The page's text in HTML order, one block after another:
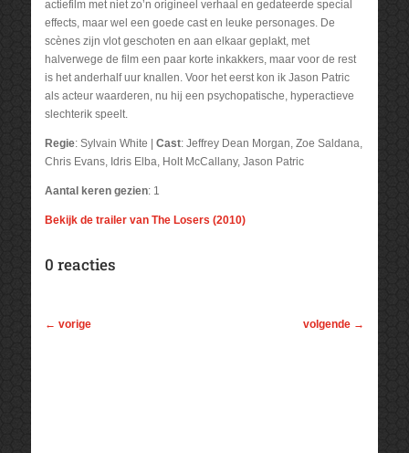
actiefilm met niet zo’n origineel verhaal en gedateerde special
effects, maar wel een goede cast en leuke personages. De
scènes zijn vlot geschoten en aan elkaar geplakt, met
halverwege de film een paar korte inkakkers, maar voor de rest
is het anderhalf uur knallen. Voor het eerst kon ik Jason Patric
als acteur waarderen, nu hij een psychopatische, hyperactieve
slechterik speelt.
Regie: Sylvain White | Cast: Jeffrey Dean Morgan, Zoe Saldana,
Chris Evans, Idris Elba, Holt McCallany, Jason Patric
Aantal keren gezien: 1
Bekijk de trailer van The Losers (2010)
0 reacties
← vorige volgende →